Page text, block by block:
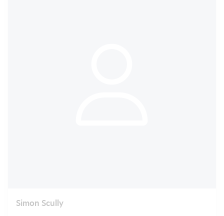
Simon Scully